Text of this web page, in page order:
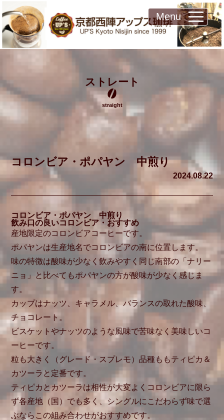
Menu
ストレート
straight
コロンビア・ポパヤン 中煎り
2024.08.22
コロンビア・ポパヤン 中煎り
飲み口の良いコロンビア・おすすめ
産地限定のコロンビアコーヒーです。
ポパヤンは生産地名でコロンビアの南に位置します。
味の特徴は酸味が少なく飲みやすく同じ南部の「ナリー
ニョ」と比べてもポパヤンの方が酸味が少なく感じま
す。
カップはナッツ、キャラメル、バランスの取れた酸味、
チョコレート。
ビスケットやナッツのような風味で苦味なく美味しいコ
ーヒーです。
粒も大きく（グレード・スプレモ）品種ももティピカ＆
カツーラと定番です。
ティピカとカツーラは相性が大変よくコロンビアに限ら
ず各産地（国）でも多く、シングルにこだわらず味で選
ぶならこの組み合わせがおすすめです。